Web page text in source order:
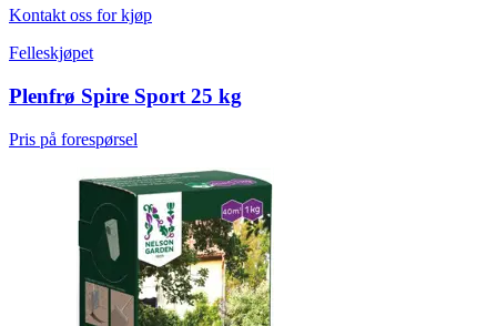
Kontakt oss for kjøp
Felleskjøpet
Plenfrø Spire Sport 25 kg
Pris på forespørsel